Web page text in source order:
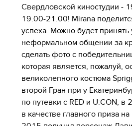
Свердловской киностудии -
19.00-21.00! Mirana
успеха. Можно будет принять
неформальном общении за
сделать фото с
которая является, пожалуй,
великолепного костюма
второй Гран при у
по путевки с RED и U:CON, в
в качестве главного приза